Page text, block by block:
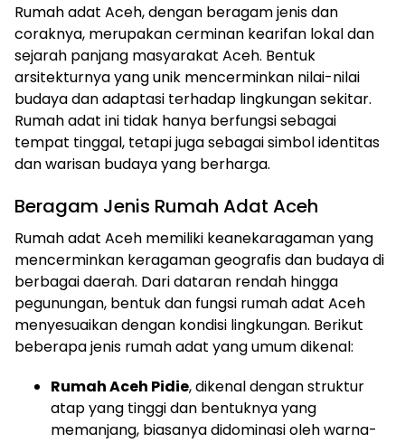
Rumah adat Aceh, dengan beragam jenis dan
coraknya, merupakan cerminan kearifan lokal dan
sejarah panjang masyarakat Aceh. Bentuk
arsitekturnya yang unik mencerminkan nilai-nilai
budaya dan adaptasi terhadap lingkungan sekitar.
Rumah adat ini tidak hanya berfungsi sebagai
tempat tinggal, tetapi juga sebagai simbol identitas
dan warisan budaya yang berharga.
Beragam Jenis Rumah Adat Aceh
Rumah adat Aceh memiliki keanekaragaman yang
mencerminkan keragaman geografis dan budaya di
berbagai daerah. Dari dataran rendah hingga
pegunungan, bentuk dan fungsi rumah adat Aceh
menyesuaikan dengan kondisi lingkungan. Berikut
beberapa jenis rumah adat yang umum dikenal:
Rumah Aceh Pidie, dikenal dengan struktur
atap yang tinggi dan bentuknya yang
memanjang, biasanya didominasi oleh warna-